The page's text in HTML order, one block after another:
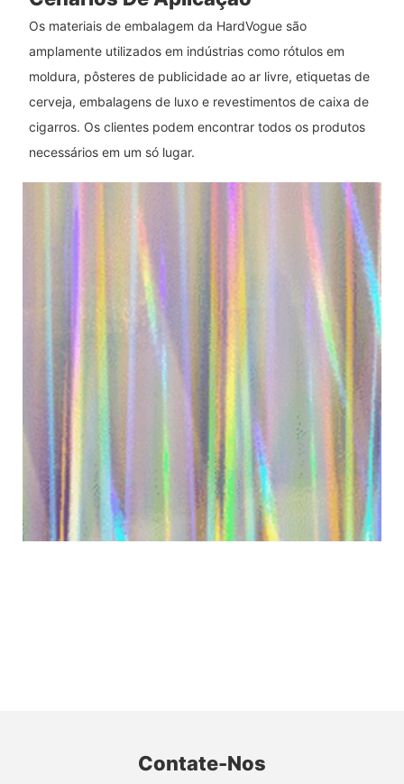
Os materiais de embalagem da HardVogue são
amplamente utilizados em indústrias como rótulos em
moldura, pôsteres de publicidade ao ar livre, etiquetas de
cerveja, embalagens de luxo e revestimentos de caixa de
cigarros. Os clientes podem encontrar todos os produtos
necessários em um só lugar.
Contate-Nos